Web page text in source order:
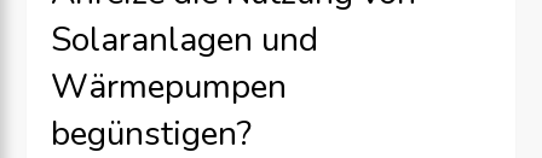
Solaranlagen und
Wärmepumpen
begünstigen?